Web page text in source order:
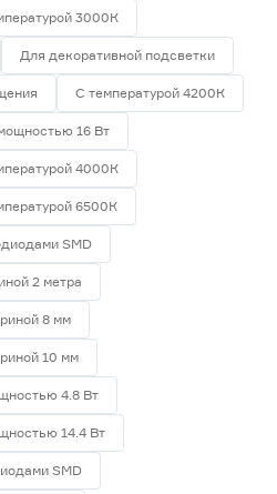
3000К
Для декоративной подсветки
С температурой 4200К
16 Вт
4000К
6500К
SMD
2 метра
8 мм
10 мм
4.8 Вт
14.4 Вт
SMD